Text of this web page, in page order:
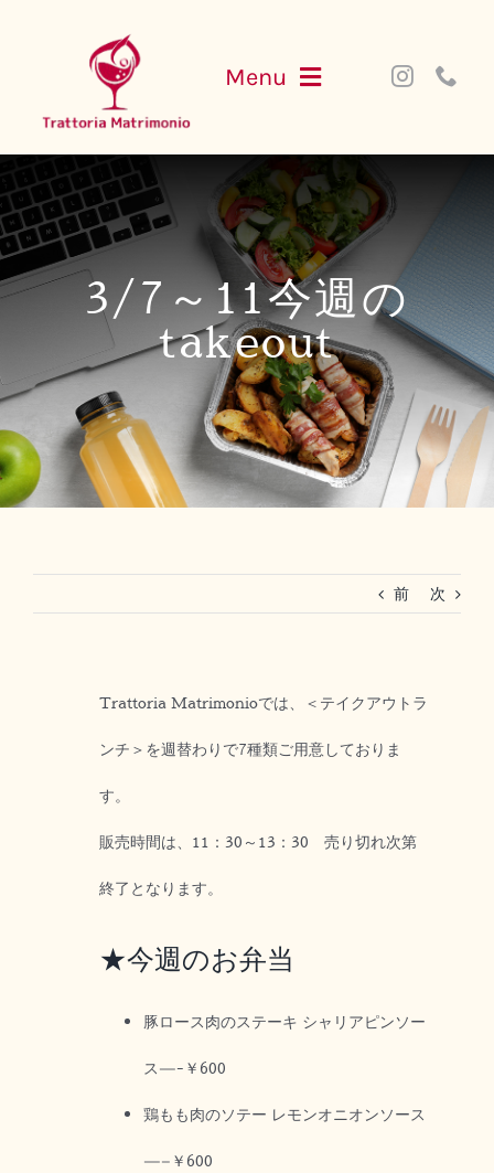
content
Menu
NEWS
MENU
ACCESS
WEB SHOP
法人ご利用(マリーグラン赤坂)
3/7～11今週の
takeout
前 次
Trattoria Matrimonioでは、＜テイクアウトラ
ンチ＞を週替わりで7種類ご用意しておりま
す。
販売時間は、11：30～13：30 売り切れ次第
終了となります。
★今週のお弁当
豚ロース肉のステーキ シャリアピンソー
ス—-￥600
鶏もも肉のソテー レモンオニオンソース
—–￥600